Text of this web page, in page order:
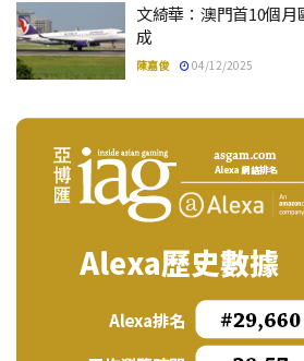
文綺華：澳門首10個月
成
陳嘉俊 04/12/2025